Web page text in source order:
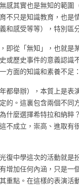
感其實也是無知的範
不只是知識教育，也
和感受等等），特別區
即從「無知」，也就
或歷史事件的意義認
方面的知識和素養不足
都舉辦），本質上是表
的。這裏包含兩個不同
什麼選擇希特拉和納粹
不成立，崇高、進取
復中學這次的活動就是
增加任何內涵，只是
點。在這樣的表演活